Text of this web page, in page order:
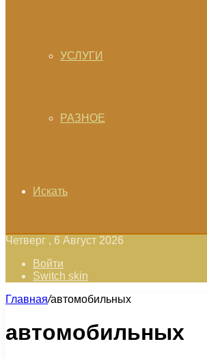
УСЛУГИ
РАЗНОЕ
Искать
Четверг , 6 Август 2026
Войти
Switch skin
Главная/автомобильных
автомобильных